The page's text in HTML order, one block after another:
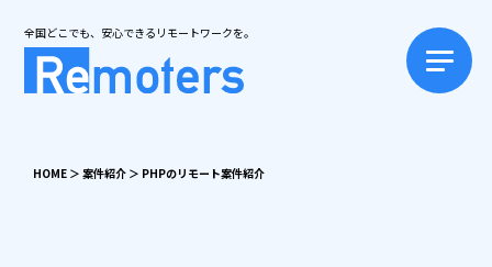
全国どこでも、安心できるリモートワークを。
HOME ＞ 案件紹介 ＞ PHPのリモート案件紹介